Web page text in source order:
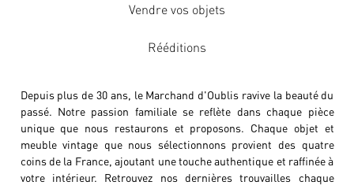
Vendre vos objets
Rééditions
Depuis plus de 30 ans, le Marchand d'Oublis ravive la beauté du
passé. Notre passion familiale se reflète dans chaque pièce
unique que nous restaurons et proposons. Chaque objet et
meuble vintage que nous sélectionnons provient des quatre
coins de la France, ajoutant une touche authentique et raffinée à
votre intérieur. Retrouvez nos dernières trouvailles chaque